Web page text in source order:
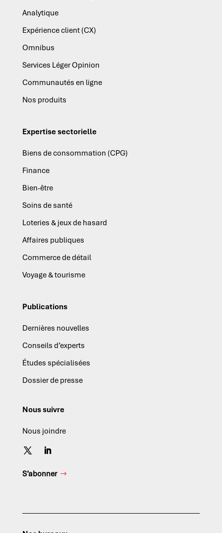
Analytique
Expérience client (CX)
Omnibus
Services Léger Opinion
Communautés en ligne
Nos produits
Expertise sectorielle
Biens de consommation (CPG)
Finance
Bien-être
Soins de santé
Loteries & jeux de hasard
Affaires publiques
Commerce de détail
Voyage & tourisme
Publications
Dernières nouvelles
Conseils d’experts
Études spécialisées
Dossier de presse
Nous suivre
Nous joindre
S’abonner